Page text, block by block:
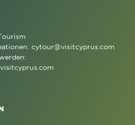
cytour@visitcyprus.com